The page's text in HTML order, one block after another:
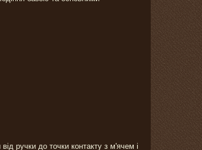
ручки до точки контакту з м'ячем і